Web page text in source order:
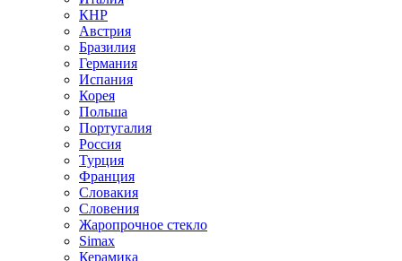
КНР
Австрия
Бразилия
Германия
Испания
Корея
Польша
Португалия
Россия
Турция
Франция
Словакия
Словения
Жаропрочное стекло
Simax
Керамика